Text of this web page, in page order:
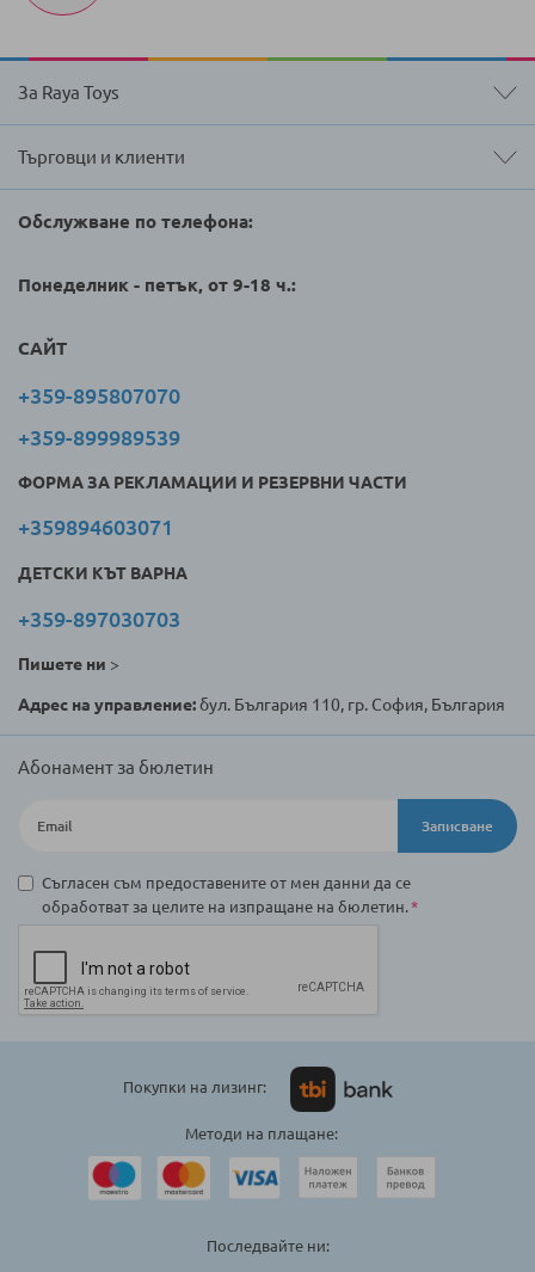
За Raya Toys
Търговци и клиенти
Обслужване по телефона:
Понеделник - петък, от 9-18 ч.:
САЙТ
+359-895807070
+359-899989539
ФОРМА ЗА РЕКЛАМАЦИИ И РЕЗЕРВНИ ЧАСТИ
+359894603071
ДЕТСКИ КЪТ ВАРНА
+359-897030703
Пишете ни >
Адрес на управление:бул. България 110, гр. София, България
Абонамент за бюлетин
Записване
Съгласен съм предоставените от мен данни да се
обработват за целите на изпращане на бюлетин.
Покупки на лизинг:
Методи на плащане:
Последвайте ни: